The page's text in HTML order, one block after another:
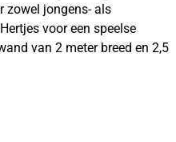
zowel jongens- als
voor een speelse
van 2 meter breed en 2,5